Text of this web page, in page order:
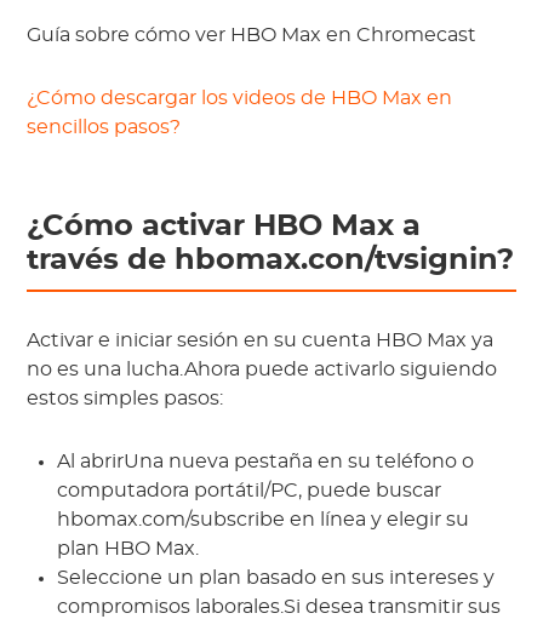
Guía sobre cómo ver HBO Max en Chromecast
¿Cómo descargar los videos de HBO Max en
sencillos pasos?
¿Cómo activar HBO Max a
través de hbomax.con/tvsignin?
Activar e iniciar sesión en su cuenta HBO Max ya
no es una lucha.Ahora puede activarlo siguiendo
estos simples pasos:
Al abrirUna nueva pestaña en su teléfono o
computadora portátil/PC, puede buscar
hbomax.com/subscribe en línea y elegir su
plan HBO Max.
Seleccione un plan basado en sus intereses y
compromisos laborales.Si desea transmitir sus